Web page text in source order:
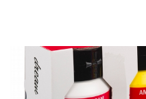
Banner row 2